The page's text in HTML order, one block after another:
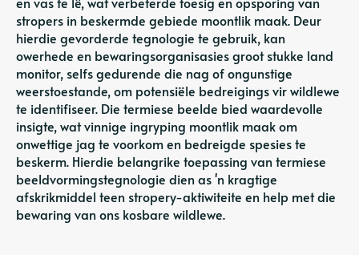
stropers in beskermde gebiede moontlik maak. Deur
hierdie gevorderde tegnologie te gebruik, kan
owerhede en bewaringsorganisasies groot stukke land
monitor, selfs gedurende die nag of ongunstige
weerstoestande, om potensiële bedreigings vir wildlewe
te identifiseer. Die termiese beelde bied waardevolle
insigte, wat vinnige ingryping moontlik maak om
onwettige jag te voorkom en bedreigde spesies te
beskerm. Hierdie belangrike toepassing van termiese
beeldvormingstegnologie dien as 'n kragtige
afskrikmiddel teen stropery-aktiwiteite en help met die
bewaring van ons kosbare wildlewe.